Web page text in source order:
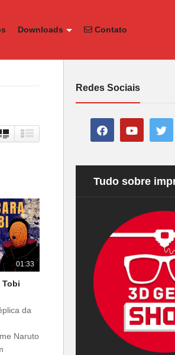
Downloads Contato
01:33
Tobi
da
Naruto
Redes Sociais
Tudo sobre